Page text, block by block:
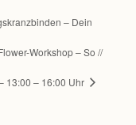
– Dein
Workshop – So //
13:00 – 16:00 Uhr